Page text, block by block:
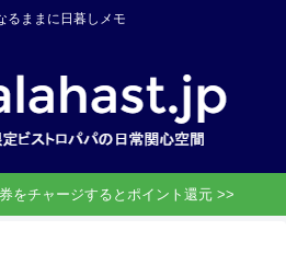
るままに日暮しメモ
をチャージするとポイント還元 >>